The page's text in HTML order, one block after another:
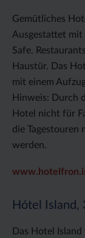
Gemütliches
Ausgestattet mit
Safe.
Haustür. Das
mit einem
Hinweis: Durch
Hotel nicht für
die Tagestouren
werden.
Hótel Island,
Das Hotel